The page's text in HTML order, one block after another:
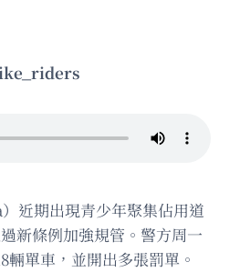
近期出現青少年聚集佔用道
新條例加強規管。警方周一
輛單車，並開出多張罰單。